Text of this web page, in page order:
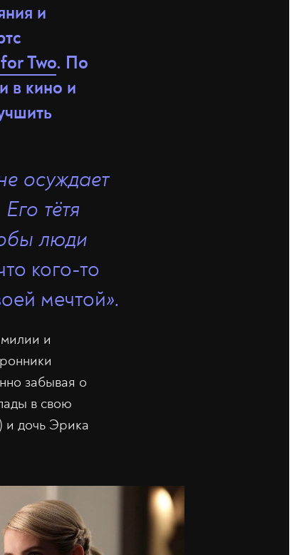
и
Two. По
в кино и
осуждает
тётя
люди
кого-то
мечтой».
и
забывая о
в свою
и дочь Эрика